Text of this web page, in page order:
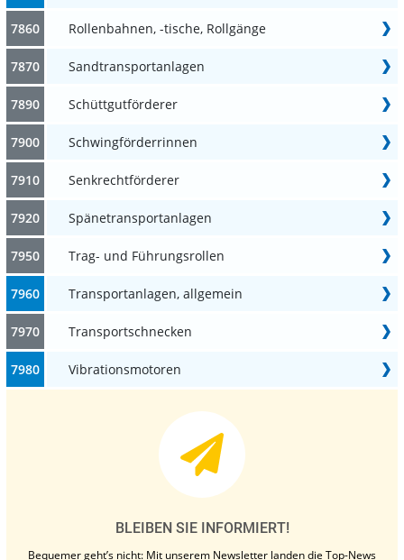
7860 Rollenbahnen, -tische, Rollgänge
7870 Sandtransportanlagen
7890 Schüttgutförderer
7900 Schwingförderrinnen
7910 Senkrechtförderer
7920 Spänetransportanlagen
7950 Trag- und Führungsrollen
7960 Transportanlagen, allgemein
7970 Transportschnecken
7980 Vibrationsmotoren
BLEIBEN SIE INFORMIERT!
Bequemer geht’s nicht: Mit unserem Newsletter landen die Top-News